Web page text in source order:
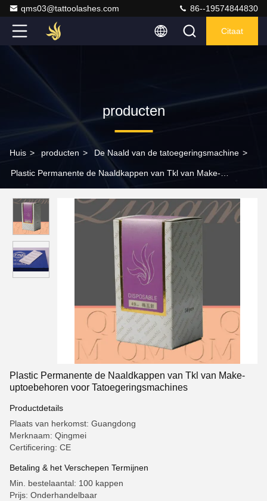
qms03@tattoolashes.com 86--19574844830
Citaat
producten
Huis > producten > De Naald van de tatoegeringsmachine >
Plastic Permanente de Naaldkappen van Tkl van Make-
Plastic Permanente de Naaldkappen van Tkl van Make-
uptoebehoren voor Tatoegeringsmachines
Productdetails
Plaats van herkomst: Guangdong
Merknaam: Qingmei
Certificering: CE
Betaling & het Verschepen Termijnen
Min. bestelaantal: 100 kappen
Prijs: Onderhandelbaar